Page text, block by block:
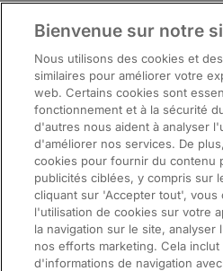
Bienvenue sur notre
Nous utilisons des cookies et
similaires pour améliorer votre
web. Certains cookies sont
fonctionnement et à la sécurité
d'autres nous aident à analyser
d'améliorer nos services. De
cookies pour fournir du contenu
publicités ciblées, y compris sur
cliquant sur 'Accepter tout', vous
l'utilisation de cookies sur votre
la navigation sur le site,
nos efforts marketing. Cela inclut
d'informations de navigation